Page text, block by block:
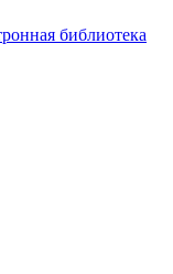
библиотека